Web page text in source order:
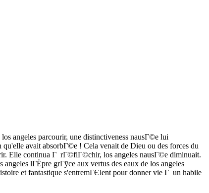
angeles parcourir, une distinctiveness nausГ©e lui
avait absorbГ©e ! Cela venait de Dieu ou des forces du
Elle continua Г rГ©flГ©chir, los angeles nausГ©e diminuait.
lГЁpre grГўce aux vertus des eaux de los angeles
et fantastique s'entremГЄlent pour donner vie Г un habile